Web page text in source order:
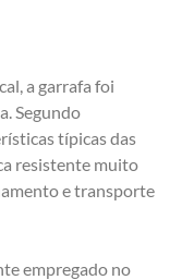
a garrafa foi
Segundo
típicas das
resistente muito
e transporte
empregado no